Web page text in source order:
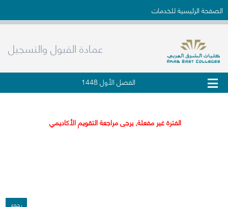
الصفحة الرئيسية للخدمات
عمادة القبول والتسجيل
الفصل الأول 1448
الفترة غير مفعلة, يرجى مراجعة التقويم الأكاديمي
رجوع